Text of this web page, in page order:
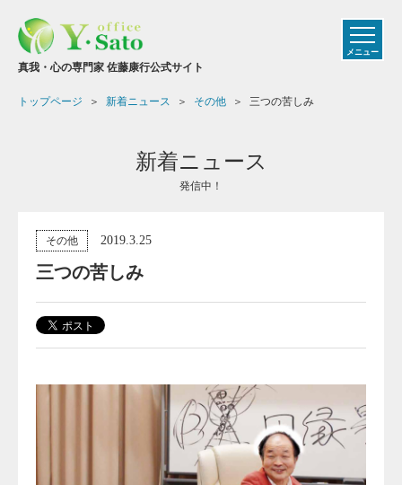
真我・心の専門家 佐藤康行公式サイト
メニュー
トップページ 新着ニュース その他 三つの苦しみ
新着ニュース
発信中！
その他 2019.3.25
三つの苦しみ